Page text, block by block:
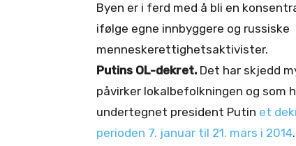
Byen er i ferd med å bli en
ifølge egne innbyggere og russiske
menneskerettighetsaktivister.
Putins OL-dekret. Det har skjedd
påvirker lokalbefolkningen og som
undertegnet president Putin et
perioden 7. januar til 21. mars i 2014